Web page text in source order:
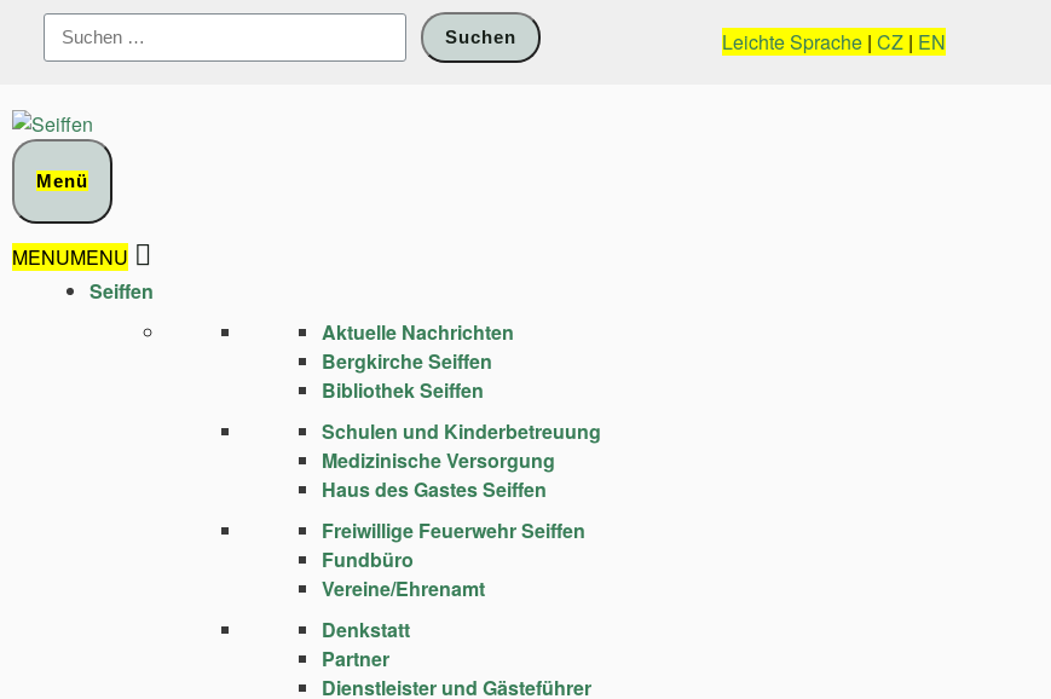
Suchen
nach:
Leichte Sprache | CZ | EN
Menü
MENUMENU
Seiffen
Aktuelle Nachrichten
Bergkirche Seiffen
Bibliothek Seiffen
Schulen und Kinder­betreuung
Medizinische Versorgung
Haus des Gastes Seiffen
Freiwillige Feuerwehr Seiffen
Fundbüro
Vereine/Ehrenamt
Denkstatt
Partner
Dienstleister und Gästeführer